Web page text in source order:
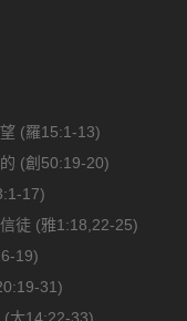
(羅15:1-13)
(創50:19-20)
17)
徒 (雅1:18,22-25)
19)
31)